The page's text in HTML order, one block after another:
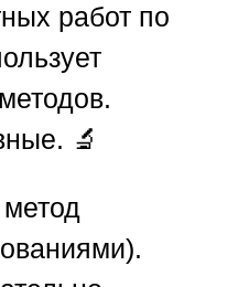
работ по
🔬